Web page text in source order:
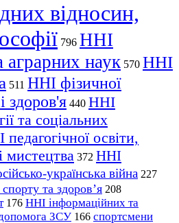
відносин,
796 ННІ
наук 570 ННІ
511 ННІ фізичної
здоров'я 440 ННІ
та соціальних
освіти,
мистецтва 372 ННІ
українська війна 227
та здоров’я 208
176 ННІ інформаційних та
ЗСУ 166 спортсмени